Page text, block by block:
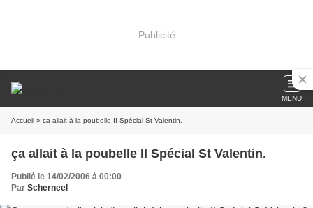
Publicité
MENU
Accueil » ça allait à la poubelle II Spécial St Valentin.
ça allait à la poubelle II Spécial St Valentin.
Publié le 14/02/2006 à 00:00
Par Scherneel